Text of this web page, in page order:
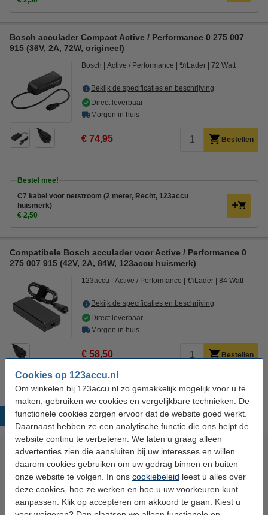
Cookies op 123accu.nl
Om winkelen bij 123accu.nl zo gemakkelijk mogelijk voor u te
maken, gebruiken we cookies en vergelijkbare technieken. De
functionele cookies zorgen ervoor dat de website goed werkt.
Daarnaast hebben ze een analytische functie die ons helpt de
website continu te verbeteren. We laten u graag alleen
advertenties zien die aansluiten bij uw interesses en willen
daarom cookies gebruiken om uw gedrag binnen en buiten
onze website te volgen. In ons cookiebeleid leest u alles over
deze cookies, hoe ze werken en hoe u uw voorkeuren kunt
aanpassen. Klik op accepteren om akkoord te gaan. Kiest u
Bosch acculader Compact Active / Performance 0 275 007
915 (36V, 2A, 72W, origineel)
Bosch Active / Performance 🔌Lader 72 Watt
Bekijk de specificaties en beschrijving
Direct leverbaar
Morgen in huis
€ 74,95 Bestellen
Bestel mee!
C7 kabel voor netstroom (2 meter, Recht, 123accu
huismerk)
€ 2,50
Compatibele Bosch acculader voor Active / Performance 0
275 007 915 (42V, 2A, 84W, 123accu huismerk)
123accu Active / Performance 🔌Lader 84 Watt
Bekijk de specificaties en beschrijving
Direct leverbaar
Morgen in huis
€ 58,50 Bestellen
Populaire producten